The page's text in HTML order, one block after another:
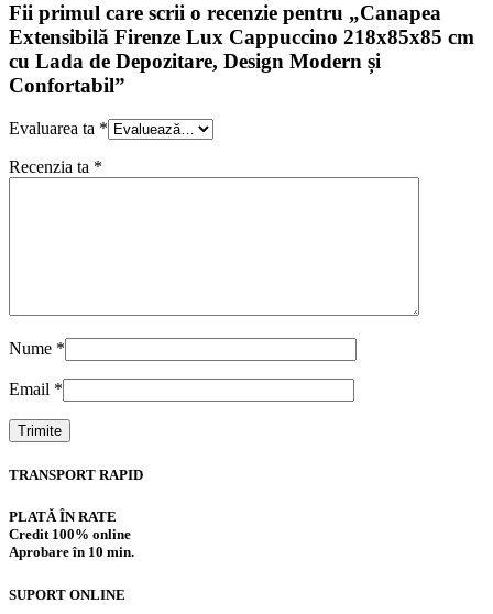
Fii primul care scrii o recenzie pentru „Canapea
Extensibilă Firenze Lux Cappuccino 218x85x85 cm
cu Lada de Depozitare, Design Modern și
Confortabil”
Evaluarea ta *
Recenzia ta *
Nume *
Email *
TRANSPORT RAPID
PLATĂ ÎN RATE
Credit 100% online
Aprobare în 10 min.
SUPORT ONLINE